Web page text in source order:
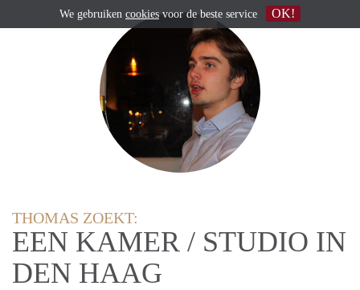
THOMAS ZOEKT:
EEN KAMER / STUDIO IN
DEN HAAG
We gebruiken cookiesvoor de beste service OK!